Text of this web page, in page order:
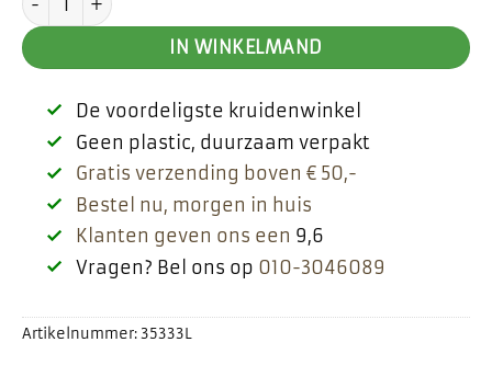
€ 2,85.€ 2,00.
IN WINKELMAND
De voordeligste kruidenwinkel
Geen plastic, duurzaam verpakt
Gratis verzending boven € 50,-
Bestel nu, morgen in huis
Klanten geven ons een 9,6
Vragen? Bel ons op 010-3046089
Artikelnummer:35333L